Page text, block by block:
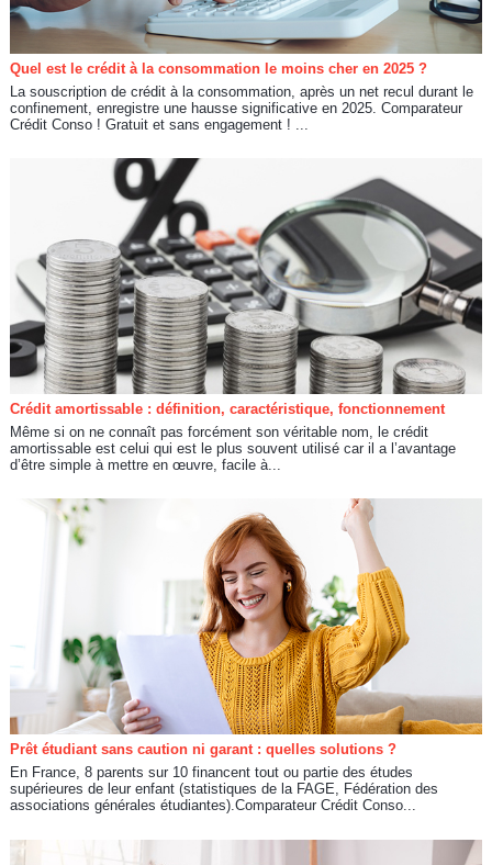
Quel est le crédit à la consommation le moins cher en 2025 ?
La souscription de crédit à la consommation, après un net recul durant le
confinement, enregistre une hausse significative en 2025. Comparateur
Crédit Conso ! Gratuit et sans engagement ! ...
Crédit amortissable : définition, caractéristique, fonctionnement
Même si on ne connaît pas forcément son véritable nom, le crédit
amortissable est celui qui est le plus souvent utilisé car il a l’avantage
d’être simple à mettre en œuvre, facile à...
Prêt étudiant sans caution ni garant : quelles solutions ?
En France, 8 parents sur 10 financent tout ou partie des études
supérieures de leur enfant (statistiques de la FAGE, Fédération des
associations générales étudiantes).Comparateur Crédit Conso...